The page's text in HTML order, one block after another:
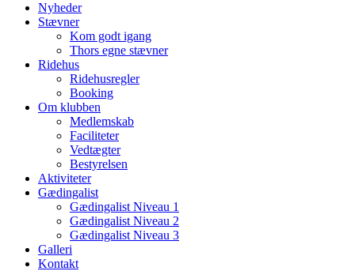
Nyheder
Stævner
Kom godt igang
Thors egne stævner
Ridehus
Ridehusregler
Booking
Om klubben
Medlemskab
Faciliteter
Vedtægter
Bestyrelsen
Aktiviteter
Gædingalist
Gædingalist Niveau 1
Gædingalist Niveau 2
Gædingalist Niveau 3
Galleri
Kontakt